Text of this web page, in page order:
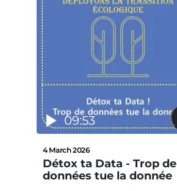
09:53
4 March 2026
Détox ta Data - Trop de
données tue la donnée